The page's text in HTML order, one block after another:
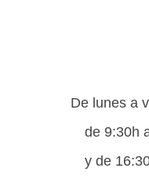
De lunes a
de 9:30h
y de